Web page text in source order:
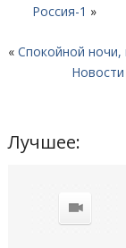
Россия-1 »
« Спокойной ночи,
Лучшее: